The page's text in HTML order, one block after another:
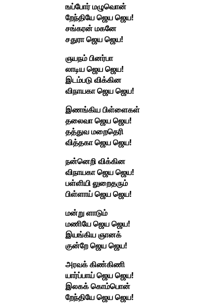
ஙப்போர் மழுவொன்
றேந்தியே ஜெய ஜெய!
சங்கரன் மகனே
சதுரா ஜெய ஜெய!
ஞயநம் பினர்பா
லாடிய ஜெய ஜெய!
இடம்படு விக்கின
விநாயகா ஜெய ஜெய!
இணங்கிய பிள்ளைகள்
தலைவா ஜெய ஜெய!
தத்துவ மறைதெரி
வித்தகா ஜெய ஜெய!
நன்னெறி விக்கின
விநாயகா ஜெய ஜெய!
பள்ளியி லுறைதரும்
பிள்ளாய் ஜெய ஜெய!
மன்று ளாடும்
மணியே ஜெய ஜெய!
இயங்கிய ஞானக்
குன்றே ஜெய ஜெய!
அரவக் கிண்கிணி
யார்ப்பாய் ஜெய ஜெய!
இலகக் கொம்பொன்
றேந்தியே ஜெய ஜெய!